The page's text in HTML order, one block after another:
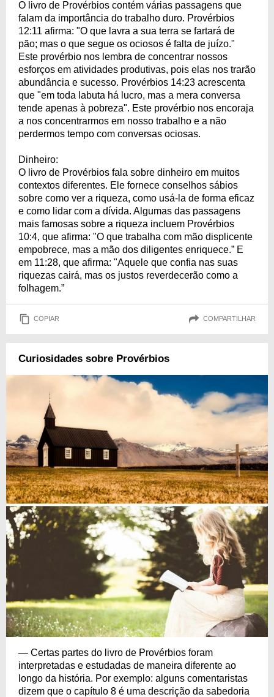
O livro de Provérbios contém várias passagens que
falam da importância do trabalho duro. Provérbios
12:11 afirma: "O que lavra a sua terra se fartará de
pão; mas o que segue os ociosos é falta de juízo."
Este provérbio nos lembra de concentrar nossos
esforços em atividades produtivas, pois elas nos trarão
abundância e sucesso. Provérbios 14:23 acrescenta
que "em toda labuta há lucro, mas a mera conversa
tende apenas à pobreza". Este provérbio nos encoraja
a nos concentrarmos em nosso trabalho e a não
perdermos tempo com conversas ociosas.
Dinheiro:
O livro de Provérbios fala sobre dinheiro em muitos
contextos diferentes. Ele fornece conselhos sábios
sobre como ver a riqueza, como usá-la de forma eficaz
e como lidar com a dívida. Algumas das passagens
mais famosas sobre a riqueza incluem Provérbios
10:4, que afirma: "O que trabalha com mão displicente
empobrece, mas a mão dos diligentes enriquece.” E
em 11:28, que afirma: "Aquele que confia nas suas
riquezas cairá, mas os justos reverdecerão como a
folhagem.”
COPIAR COMPARTILHAR
Curiosidades sobre Provérbios
— Certas partes do livro de Provérbios foram
interpretadas e estudadas de maneira diferente ao
longo da história. Por exemplo: alguns comentaristas
dizem que o capítulo 8 é uma descrição da sabedoria